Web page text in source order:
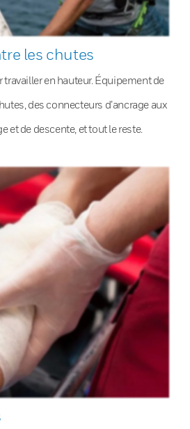
les chutes
travailler en hauteur. Équipement de
des connecteurs d’ancrage aux
et de descente, et tout le reste.